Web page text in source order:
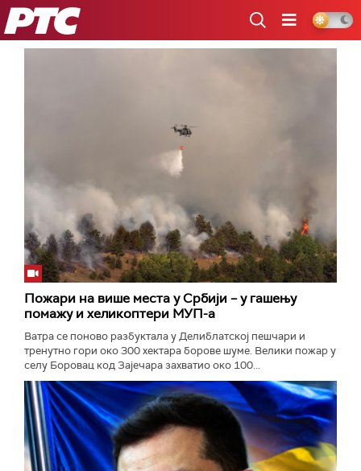
РТС
Пожари на више места у Србији – у гашењу
помажу и хеликоптери МУП-а
Ватра се поново разбуктала у Делиблатској пешчари и
тренутно гори око 300 хектара борове шуме. Велики пожар у
селу Боровац код Зајечара захватио око 100...